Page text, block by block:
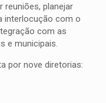
reuniões, planejar
interlocução com o
com as
e municipais.
por nove diretorias: